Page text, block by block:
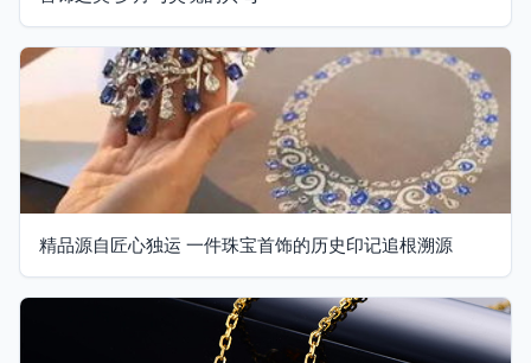
精品源自匠心独运 一件珠宝首饰的历史印记追根溯源